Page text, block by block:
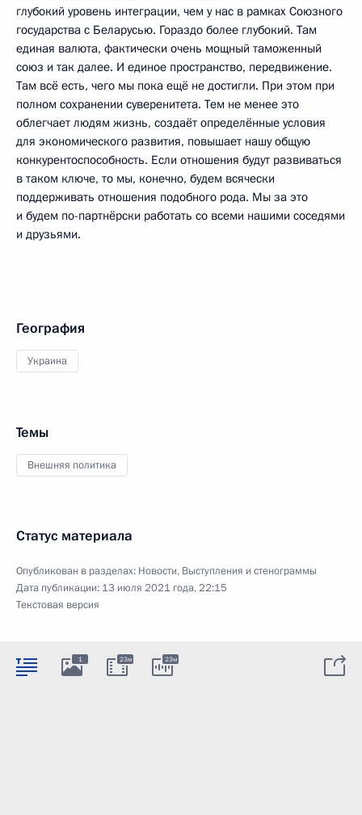
глубокий уровень интеграции, чем у нас в рамках Союзного
государства с Беларусью. Гораздо более глубокий. Там
единая валюта, фактически очень мощный таможенный
союз и так далее. И единое пространство, передвижение.
Там всё есть, чего мы пока ещё не достигли. При этом при
полном сохранении суверенитета. Тем не менее это
облегчает людям жизнь, создаёт определённые условия
для экономического развития, повышает нашу общую
конкурентоспособность. Если отношения будут развиваться
в таком ключе, то мы, конечно, будем всячески
поддерживать отношения подобного рода. Мы за это
и будем по-партнёрски работать со всеми нашими соседями
и друзьями.
География
Украина
Темы
Внешняя политика
Статус материала
Опубликован в разделах: Новости, Выступления и стенограммы
Дата публикации: 13 июля 2021 года, 22:15
Текстовая версия
1 23м 23м